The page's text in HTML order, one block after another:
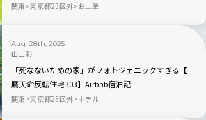
関東 東京都23区外 お土産
Aug. 28th, 2025
山口彩
「死なないための家」がフォトジェニックすぎる【三
鷹天命反転住宅303】Airbnb宿泊記
関東 東京都23区外 ホテル